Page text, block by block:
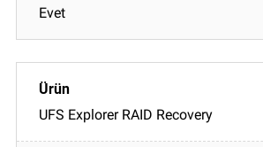
Evet
UFS Explorer RAID Recovery